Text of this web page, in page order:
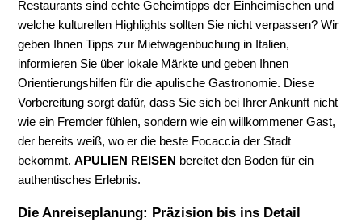
Restaurants sind echte Geheimtipps der Einheimischen und
welche kulturellen Highlights sollten Sie nicht verpassen? Wir
geben Ihnen Tipps zur Mietwagenbuchung in Italien,
informieren Sie über lokale Märkte und geben Ihnen
Orientierungshilfen für die apulische Gastronomie. Diese
Vorbereitung sorgt dafür, dass Sie sich bei Ihrer Ankunft nicht
wie ein Fremder fühlen, sondern wie ein willkommener Gast,
der bereits weiß, wo er die beste Focaccia der Stadt
bekommt.APULIEN REISEN bereitet den Boden für ein
authentisches Erlebnis.
Die Anreiseplanung: Präzision bis ins Detail